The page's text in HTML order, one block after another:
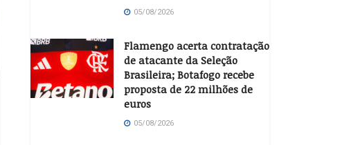
05/08/2026
Flamengo acerta contratação
de atacante da Seleção
Brasileira; Botafogo recebe
proposta de 22 milhões de
euros
05/08/2026